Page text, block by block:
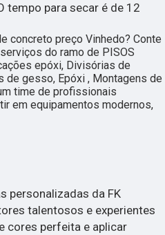
tempo para secar é de 12
concreto preço Vinhedo? Conte
do ramo de PISOS
epóxi, Divisórias de
gesso, Epóxi , Montagens de
time de profissionais
em equipamentos modernos,
personalizadas da FK
talentosos e experientes
cores perfeita e aplicar